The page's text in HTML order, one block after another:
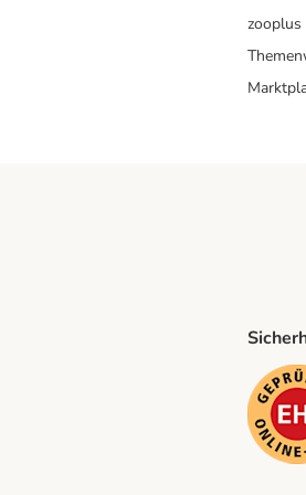
Method